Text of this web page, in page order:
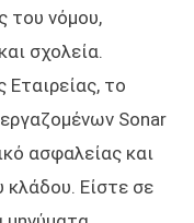
του νόμου,
σχολεία.
το
Sonar
ασφαλείας και
κλάδου. Είστε σε